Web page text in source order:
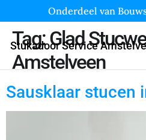
Onderdeel van
Stukadoor Service
Tag:Glad
Amstelveen
Sausklaar stucen